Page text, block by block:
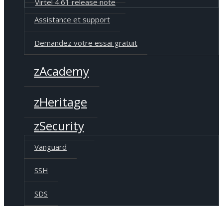
Virtel 4.61 release note
Assistance et support
Demandez votre essai gratuit
zAcademy
zHeritage
zSecurity
Vanguard
SSH
SDS